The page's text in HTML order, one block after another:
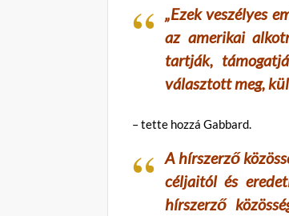
„Ezek veszélyes
az amerikai
tartják,
választott meg,
– tette hozzá Gabbard.
A hírszerző
céljaitól és
hírszerző